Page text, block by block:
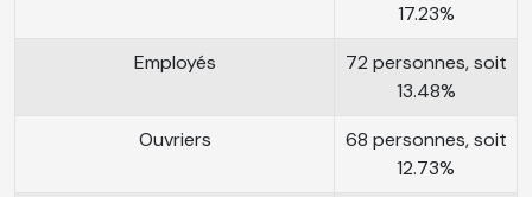
17.23%
Employés
72 personnes, soit
13.48%
Ouvriers
68 personnes, soit
12.73%